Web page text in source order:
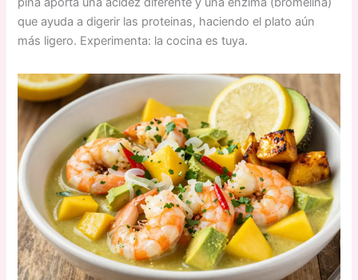
que ayuda a digerir las proteinas, haciendo el plato aún
más ligero. Experimenta: la cocina es tuya.